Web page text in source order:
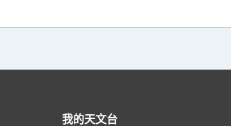
我的天文台